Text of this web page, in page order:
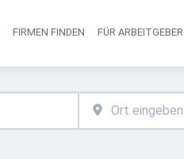
FIRMEN FINDEN FÜR ARBEITGEBER